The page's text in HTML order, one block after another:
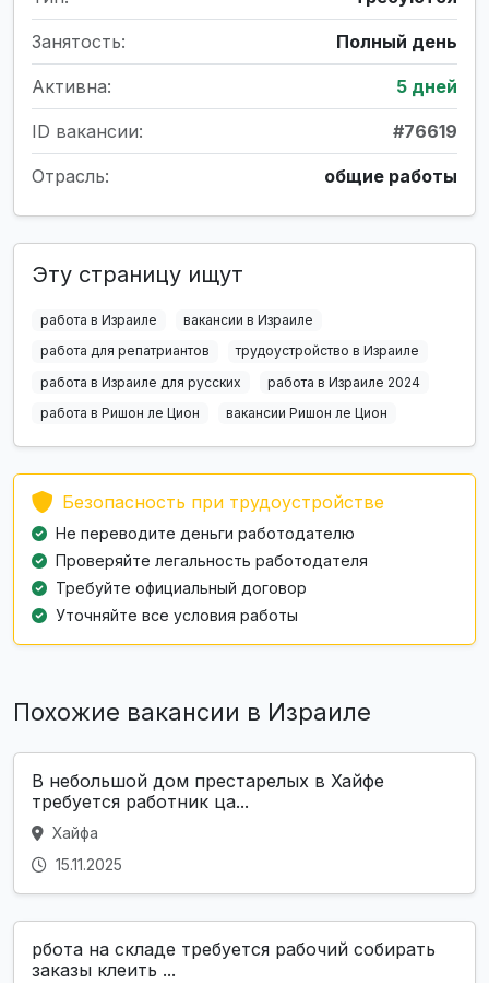
Занятость: Полный день
Активна: 5 дней
ID вакансии: #76619
Отрасль: общие работы
Эту страницу ищут
работа в Израиле
вакансии в Израиле
работа для репатриантов
трудоустройство в Израиле
работа в Израиле для русских
работа в Израиле 2024
работа в Ришон ле Цион
вакансии Ришон ле Цион
Безопасность при трудоустройстве
Не переводите деньги работодателю
Проверяйте легальность работодателя
Требуйте официальный договор
Уточняйте все условия работы
Похожие вакансии в Израиле
В небольшой дом престарелых в Хайфе
требуется работник ца...
Хайфа
15.11.2025
рбота на складе требуется рабочий собирать
заказы клеить ...